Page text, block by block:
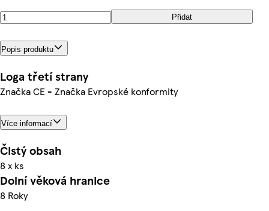
Přidat
Popis produktu
Loga třetí strany
Značka CE - Značka Evropské konformity
Více informací
Čistý obsah
8 x ks
Dolní věková hranice
8 Roky